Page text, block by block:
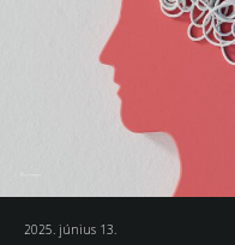
2025. június 13.